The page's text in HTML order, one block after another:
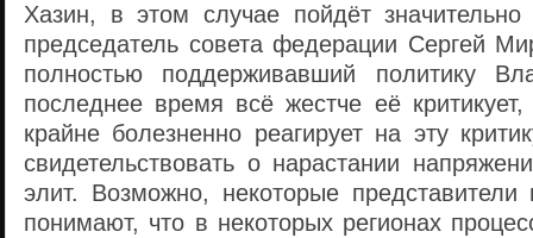
Хазин, в этом случае пойдёт
председатель совета федерации Сергей
полностью поддерживавший политику
последнее время всё жестче её
крайне болезненно реагирует на эту
свидетельствовать о нарастании
элит. Возможно, некоторые
понимают, что в некоторых регионах